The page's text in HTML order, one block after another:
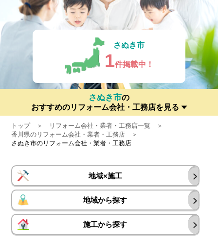
さぬき市
1件掲載中！
さぬき市の
おすすめのリフォーム会社・工務店を見る
トップ
リフォーム会社・業者・工務店一覧
香川県のリフォーム会社・業者・工務店
さぬき市のリフォーム会社・業者・工務店
地域×施工
地域から探す
施工から探す